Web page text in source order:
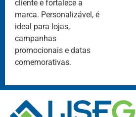
cliente e fortalece a
marca. Personalizável, é
ideal para lojas,
campanhas
promocionais e datas
comemorativas.